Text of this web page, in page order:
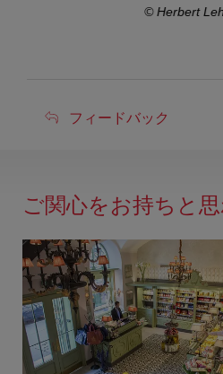
© Herbert
フ
ド
ッ
ク
フィードバック
ご関心をお持ちと